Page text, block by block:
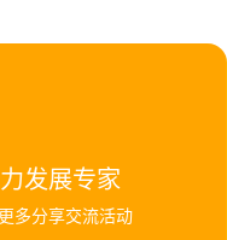
发展专家
多分享交流活动